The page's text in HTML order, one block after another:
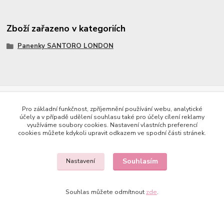
Zboží zařazeno v kategoriích
Panenky SANTORO LONDON
Pro základní funkčnost, zpříjemnění používání webu, analytické
účely a v případě udělení souhlasu také pro účely cílení reklamy
využíváme soubory cookies. Nastavení vlastních preferencí
cookies můžete kdykoli upravit odkazem ve spodní části stránek.
Nastavení Souhlasím
Souhlas můžete odmítnout zde.